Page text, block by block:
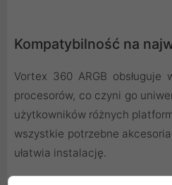
Kompatybilność na
Vortex 360 ARGB obsługuje
procesorów, co czyni go
użytkowników różnych
wszystkie potrzebne
ułatwia instalację.